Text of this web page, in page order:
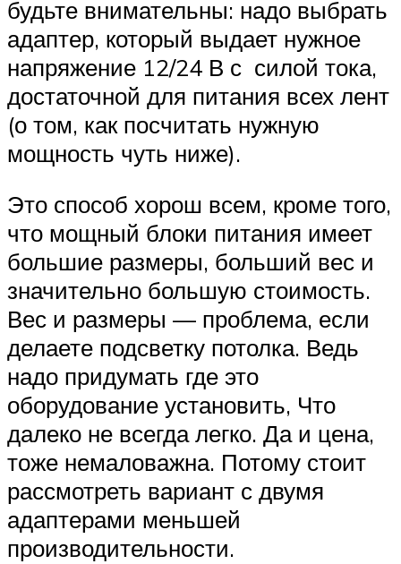
будьте внимательны: надо выбрать
адаптер, который выдает нужное
напряжение 12/24 В с силой тока,
достаточной для питания всех лент
(о том, как посчитать нужную
мощность чуть ниже).
Это способ хорош всем, кроме того,
что мощный блоки питания имеет
большие размеры, больший вес и
значительно большую стоимость.
Вес и размеры — проблема, если
делаете подсветку потолка. Ведь
надо придумать где это
оборудование установить, Что
далеко не всегда легко. Да и цена,
тоже немаловажна. Потому стоит
рассмотреть вариант с двумя
адаптерами меньшей
производительности.